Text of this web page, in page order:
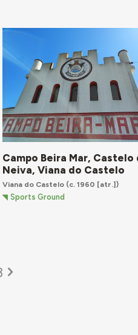
Campo Beira Mar, Castelo
Neiva, Viana do Castelo
Viana do Castelo (c. 1960 [atr.])
Sports Ground